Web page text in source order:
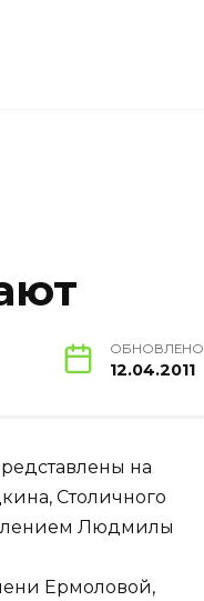
ОБНОВЛЕНО
12.04.2011
на
Столичного
Людмилы
Ермоловой,